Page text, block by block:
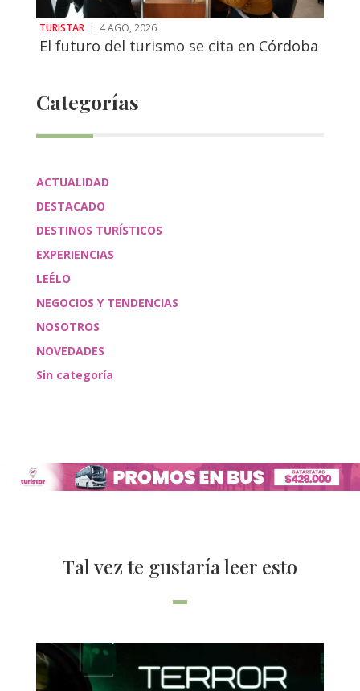
TURISTAR | 4 AGO, 2026
El futuro del turismo se cita en Córdoba
Categorías
ACTUALIDAD
DESTACADO
DESTINOS TURÍSTICOS
EXPERIENCIAS
LEÉLO
NEGOCIOS Y TENDENCIAS
NOSOTROS
NOVEDADES
Sin categoría
Tal vez te gustaría leer esto